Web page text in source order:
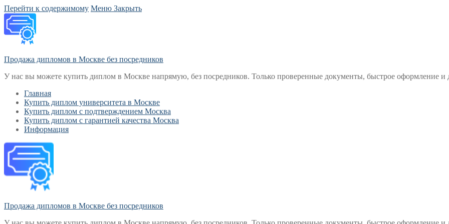
Перейти к содержимому Меню Закрыть
Продажа дипломов в Москве без посредников
У нас вы можете купить диплом в Москве напрямую, без посредников. Только проверенные документы, быстрое оформление и
Главная
Купить диплом университета в Москве
Купить диплом с подтверждением Москва
Купить диплом с гарантией качества Москва
Информация
Продажа дипломов в Москве без посредников